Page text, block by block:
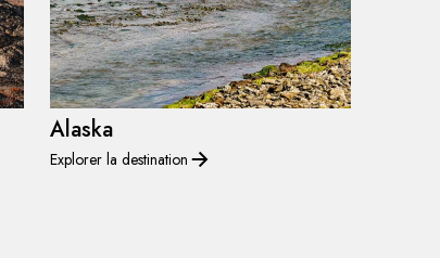
Alaska
Explorer la destination